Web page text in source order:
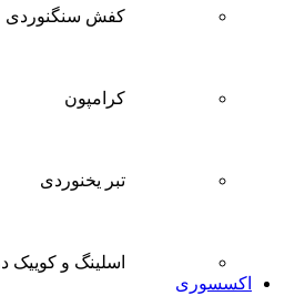
کفش سنگنوردی
کرامپون
تبر یخنوردی
اسلینگ و کوییک
اکسسوری